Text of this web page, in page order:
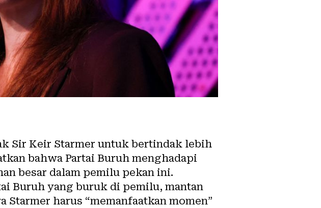
Sir Keir Starmer untuk bertindak lebih
bahwa Partai Buruh menghadapi
besar dalam pemilu pekan ini.
Buruh yang buruk di pemilu, mantan
harus “memanfaatkan momen”